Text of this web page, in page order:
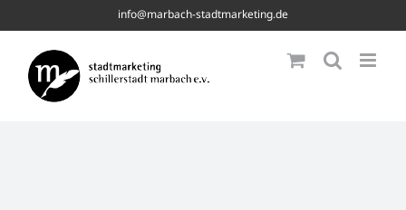
to
content
info@marbach-stadtmarketing.de